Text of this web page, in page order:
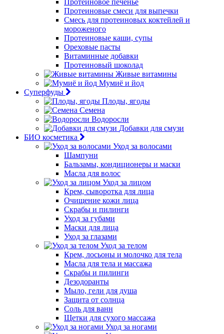
Протеиновое печенье
Протеиновые смеси для выпечки
Смесь для протеиновых коктейлей и
мороженого
Протеиновые каши, супы
Ореховые пасты
Витаминные добавки
Протеиновый шоколад
Живые витамины
Мумиё и йод
Суперфуды
Плоды, ягоды
Семена
Водоросли
Добавки для смузи
БИО косметика
Уход за волосами
Шампуни
Бальзамы, кондиционеры и маски
Масла для волос
Уход за лицом
Крем, сыворотка для лица
Очищение кожи лица
Скрабы и пилинги
Уход за губами
Маски для лица
Уход за глазами
Уход за телом
Крем, лосьоны и молочко для тела
Масла для тела и массажа
Скрабы и пилинги
Дезодоранты
Мыло, гели для душа
Защита от солнца
Соль для ванн
Щетки для сухого массажа
Уход за ногами